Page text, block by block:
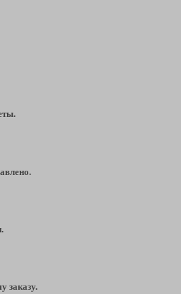
заказу.